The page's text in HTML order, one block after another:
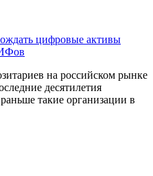
цифровые активы
на российском рынке
десятилетия
такие организации в